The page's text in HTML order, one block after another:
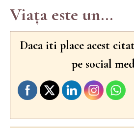
Viața este un...
Daca iti place acest
pe social